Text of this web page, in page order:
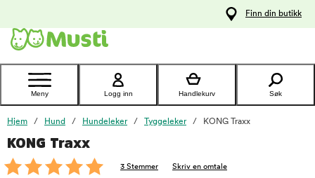
Kontakt
kundeservice
Finn din butikk
Meny Logg inn Handlekurv Søk
Hjem Hund Hundeleker Tyggeleker KONG Traxx
KONG Traxx
3 Stemmer Skriv en omtale
foo